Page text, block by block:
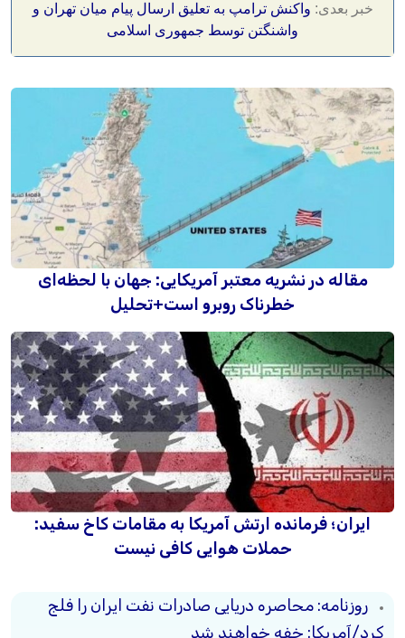
خبر بعدی: واکنش ترامپ به تعلیق ارسال پیام میان تهران و
واشنگتن توسط جمهوری اسلامی
مقاله در نشریه معتبر آمریکایی: جهان با لحظه‌ای
خطرناک روبرو است+تحلیل
ایران؛ فرمانده ارتش آمریکا به مقامات کاخ سفید:
حملات هوایی کافی نیست
روزنامه: محاصره دریایی صادرات نفت ایران را فلج
کرد/آمریکا: خفه خواهند شد